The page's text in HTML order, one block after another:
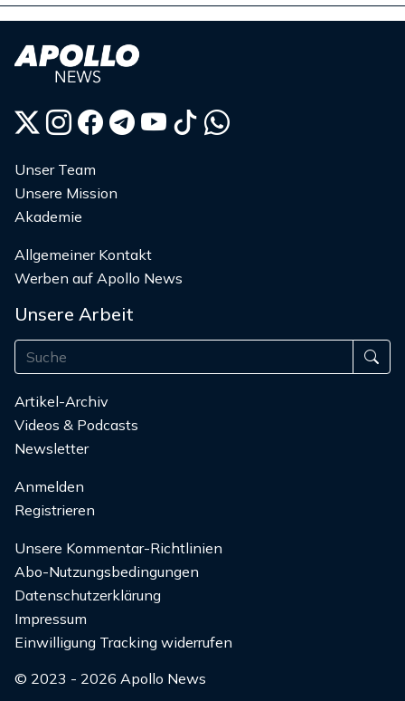
Unser Team
Unsere Mission
Akademie
Allgemeiner Kontakt
Werben auf Apollo News
Unsere Arbeit
Artikel-Archiv
Videos & Podcasts
Newsletter
Anmelden
Registrieren
Unsere Kommentar-Richtlinien
Abo-Nutzungsbedingungen
Datenschutzerklärung
Impressum
Einwilligung Tracking widerrufen
© 2023 - 2026 Apollo News